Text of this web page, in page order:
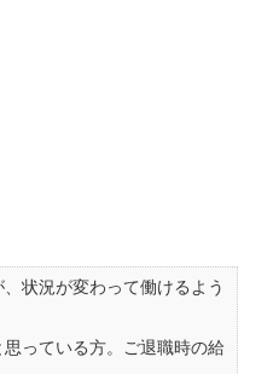
状況が変わって働けるよう
っている方。ご退職時の給